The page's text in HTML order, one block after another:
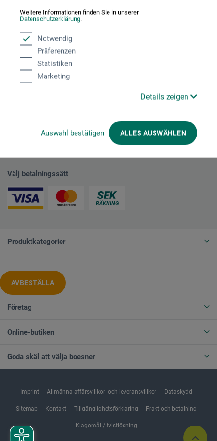
Weitere Informationen finden Sie in unserer
Datenschutzerklärung.
Notwendig
Präferenzen
Statistiken
Marketing
Details zeigen
Auswahl bestätigen ALLES AUSWÄHLEN
plus fraktkostnader
Välj betalningssätt
Produktkategorier
AVBESTÄLLA
Företag
Online-butiken
Goda skäl att välja boesner
Imprint Allmänna affärsvillkor- och leveransvillkor Dataskydd
Sitemap Kontakt Tillgänglighetsförklaring Frakt och betalning
Klagomål / tvistlösning